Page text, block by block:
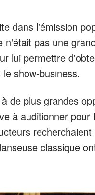
dans l'émission
n'était pas une
lui permettre
show-business.
de plus grandes
à auditionner pour
classique